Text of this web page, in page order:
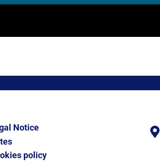
Notice
policy